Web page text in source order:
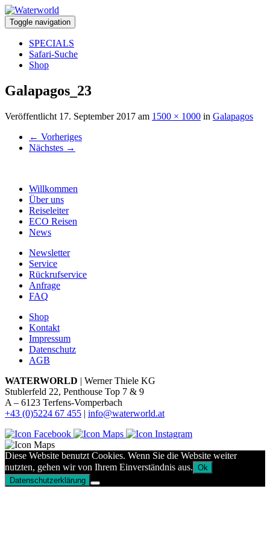
Toggle navigation
SPECIALS
Safari-Suche
Shop
Galapagos_23
Veröffentlicht 17. September 2017 am 1500 × 1000 in Galapagos
← Vorheriges
Nächstes →
Willkommen
Über uns
Reiseleiter
ECO Reisen
News
Newsletter
Service
Rückrufservice
Anfrage
FAQ
Shop
Kontakt
Impressum
Datenschutz
AGB
WATERWORLD | Werner Thiele KG
Stublerfeld 22, Penthouse Top 7 & 9
A – 6123 Terfens-Vomperbach
+43 (0)5224 67 455 | info@waterworld.at
Diese Website benutzt Cookies. Wenn Sie die Website weiter
nutzten, gehen wir von Ihrem Einverständnis aus. Ok
Datenschutzerklärung